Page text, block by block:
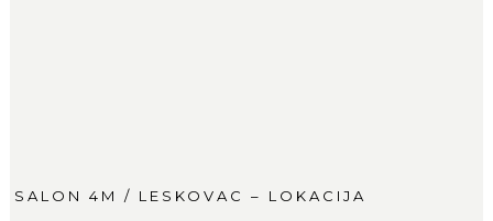
SALON 4M / LESKOVAC – LOKACIJA